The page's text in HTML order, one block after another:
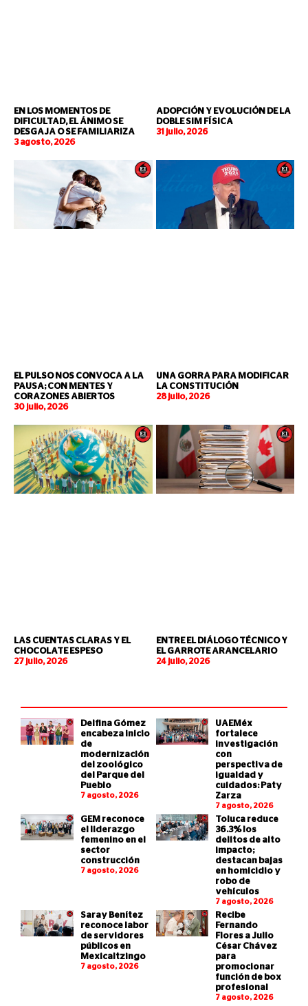
EN LOS MOMENTOS DE
DIFICULTAD, EL ÁNIMO SE
DESGAJA O SE FAMILIARIZA
3 agosto, 2026
ADOPCIÓN Y EVOLUCIÓN DE LA
DOBLE SIM FÍSICA
31 julio, 2026
EL PULSO NOS CONVOCA A LA
PAUSA; CON MENTES Y
CORAZONES ABIERTOS
30 julio, 2026
UNA GORRA PARA MODIFICAR
LA CONSTITUCIÓN
28 julio, 2026
LAS CUENTAS CLARAS Y EL
CHOCOLATE ESPESO
27 julio, 2026
ENTRE EL DIÁLOGO TÉCNICO Y
EL GARROTE ARANCELARIO
24 julio, 2026
Delfina Gómez
encabeza inicio
de
modernización
del zoológico
del Parque del
Pueblo
7 agosto, 2026
UAEMéx
fortalece
investigación
con
perspectiva de
igualdad y
cuidados: Paty
Zarza
7 agosto, 2026
GEM reconoce
el liderazgo
femenino en el
sector
construcción
7 agosto, 2026
Toluca reduce
36.3% los
delitos de alto
impacto;
destacan bajas
en homicidio y
robo de
vehículos
7 agosto, 2026
Saray Benítez
reconoce labor
de servidores
públicos en
Mexicaltzingo
7 agosto, 2026
Recibe
Fernando
Flores a Julio
César Chávez
para
promocionar
función de box
profesional
7 agosto, 2026